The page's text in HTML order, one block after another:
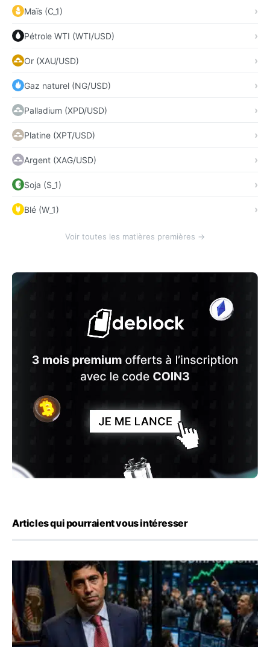
Maïs (C_1)
Pétrole WTI (WTI/USD)
Or (XAU/USD)
Gaz naturel (NG/USD)
Palladium (XPD/USD)
Platine (XPT/USD)
Argent (XAG/USD)
Soja (S_1)
Blé (W_1)
Voir toutes les matières premières →
Articles qui pourraient vous intéresser
Emploi américain : 23 000 postes détruits en juillet, les